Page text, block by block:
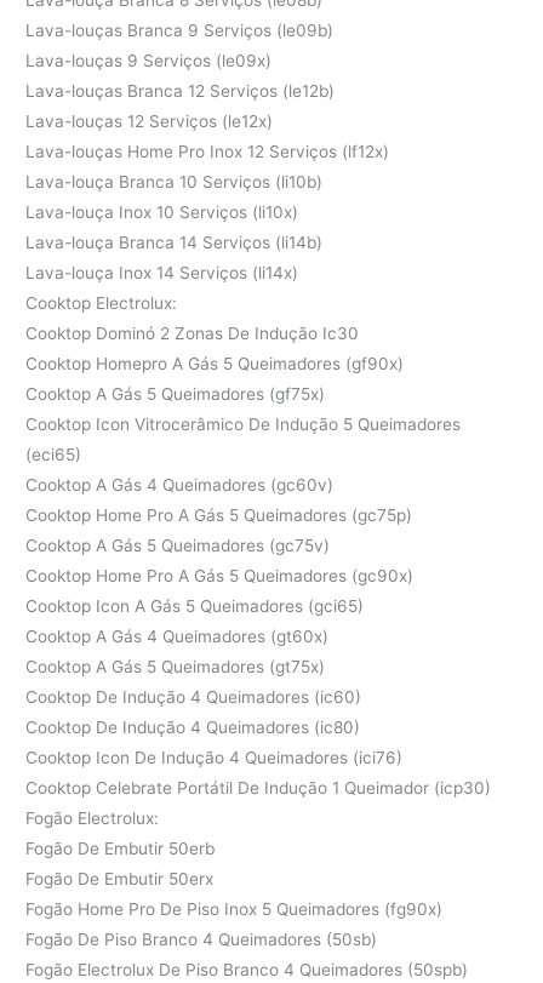
Lava-louças Branca 9 Serviços (le09b)
Lava-louças 9 Serviços (le09x)
Lava-louças Branca 12 Serviços (le12b)
Lava-louças 12 Serviços (le12x)
Lava-louças Home Pro Inox 12 Serviços (lf12x)
Lava-louça Branca 10 Serviços (li10b)
Lava-louça Inox 10 Serviços (li10x)
Lava-louça Branca 14 Serviços (li14b)
Lava-louça Inox 14 Serviços (li14x)
Cooktop Electrolux:
Cooktop Dominó 2 Zonas De Indução Ic30
Cooktop Homepro A Gás 5 Queimadores (gf90x)
Cooktop A Gás 5 Queimadores (gf75x)
Cooktop Icon Vitrocerâmico De Indução 5 Queimadores
(eci65)
Cooktop A Gás 4 Queimadores (gc60v)
Cooktop Home Pro A Gás 5 Queimadores (gc75p)
Cooktop A Gás 5 Queimadores (gc75v)
Cooktop Home Pro A Gás 5 Queimadores (gc90x)
Cooktop Icon A Gás 5 Queimadores (gci65)
Cooktop A Gás 4 Queimadores (gt60x)
Cooktop A Gás 5 Queimadores (gt75x)
Cooktop De Indução 4 Queimadores (ic60)
Cooktop De Indução 4 Queimadores (ic80)
Cooktop Icon De Indução 4 Queimadores (ici76)
Cooktop Celebrate Portátil De Indução 1 Queimador (icp30)
Fogão Electrolux:
Fogão De Embutir 50erb
Fogão De Embutir 50erx
Fogão Home Pro De Piso Inox 5 Queimadores (fg90x)
Fogão De Piso Branco 4 Queimadores (50sb)
Fogão Electrolux De Piso Branco 4 Queimadores (50spb)